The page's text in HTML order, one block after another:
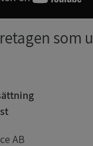
som
AB